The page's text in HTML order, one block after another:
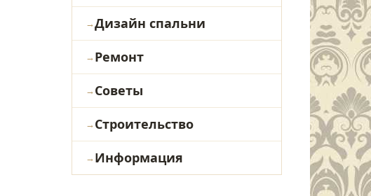
Дизайн спальни
Ремонт
Советы
Строительство
Информация